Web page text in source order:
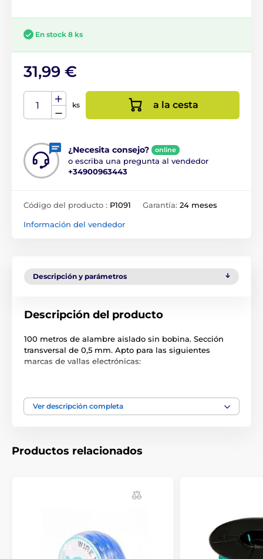
En stock 8 ks
31,99 €
ks a la cesta
¿Necesita consejo? online
o escriba una pregunta al vendedor
+34900963443
Código del producto : P1091 Garantía: 24 meses
Información del vendedor
Descripción y parámetros
Descripción del producto
100 metros de alambre aislado sin bobina. Sección
transversal de 0,5 mm. Apto para las siguientes
marcas de vallas electrónicas:
SportDog
Pet at School
iTrainer HT-026
suministran según existencias.
previo aviso. Las imágenes tienen únicamente
carácter ilustrativo.
Ver descripción completa
Productos relacionados